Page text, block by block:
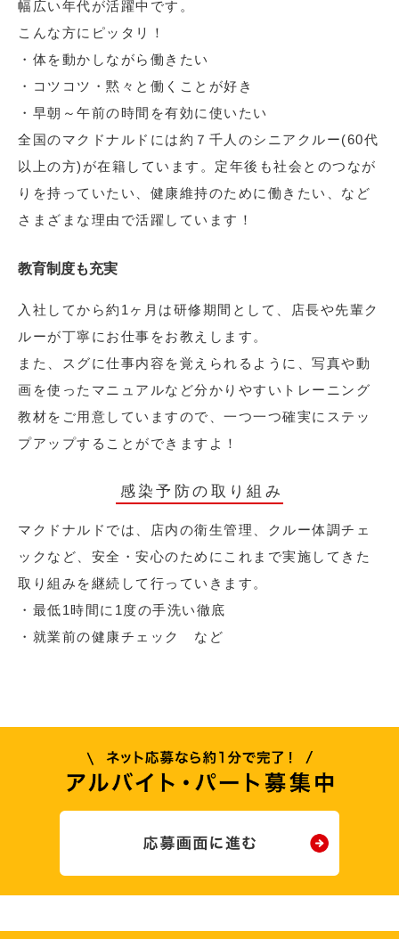
幅広い年代が活躍中です。
こんな方にピッタリ！
・体を動かしながら働きたい
・コツコツ・黙々と働くことが好き
・早朝～午前の時間を有効に使いたい
全国のマクドナルドには約７千人のシニアクルー(60代
以上の方)が在籍しています。定年後も社会とのつなが
りを持っていたい、健康維持のために働きたい、など
さまざまな理由で活躍しています！
教育制度も充実
入社してから約1ヶ月は研修期間として、店長や先輩ク
ルーが丁寧にお仕事をお教えします。
また、スグに仕事内容を覚えられるように、写真や動
画を使ったマニュアルなど分かりやすいトレーニング
教材をご用意していますので、一つ一つ確実にステッ
プアップすることができますよ！
感染予防の取り組み
マクドナルドでは、店内の衛生管理、クルー体調チェ
ックなど、安全・安心のためにこれまで実施してきた
取り組みを継続して行っていきます。
・最低1時間に1度の手洗い徹底
・就業前の健康チェック など